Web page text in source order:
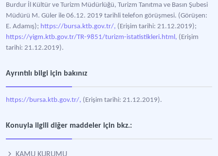
Burdur İl Kültür ve Turizm Müdürlüğü, Turizm Tanıtma ve Basın Şubesi
Müdürü M. Güler ile 06.12. 2019 tarihli telefon görüşmesi. (Görüşen:
E. Adamış); https://bursa.ktb.gov.tr/, (Erişim tarihi: 21.12.2019);
https://yigm.ktb.gov.tr/TR-9851/turizm-istatistikleri.html, (Erişim
tarihi: 21.12.2019).
Ayrıntılı bilgi için bakınız
https://bursa.ktb.gov.tr/, (Erişim tarihi: 21.12.2019).
Konuyla ilgili diğer maddeler için bkz.: